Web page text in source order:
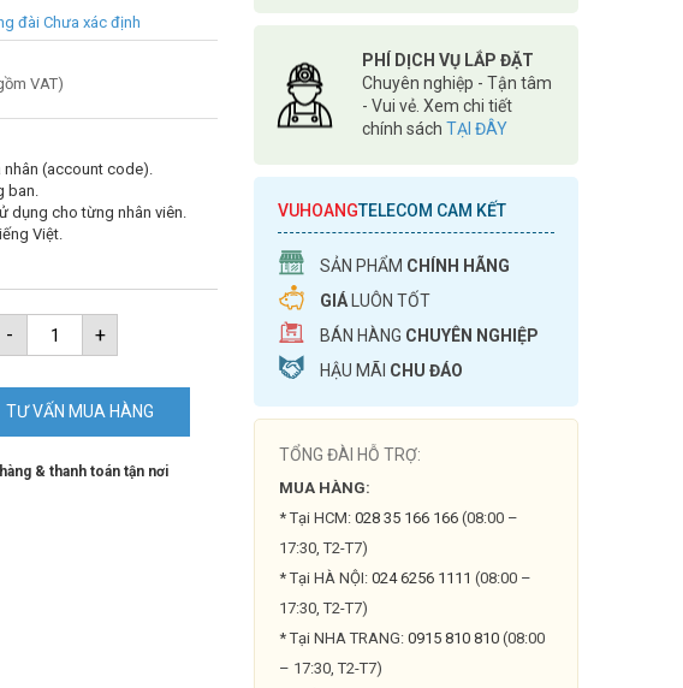
đài Chưa xác định
VAT)
nhân (account code).
ban.
dụng cho từng nhân viên.
Việt.
-
Phần
mềm
tính
tổng
đài
KX-
TES/LG
+
TƯ VẤN MUA HÀNG
& thanh toán tận nơi
PHÍ DỊCH VỤ LẮP ĐẶT
Chuyên nghiệp - Tận tâm
- Vui vẻ. Xem chi tiết
chính sách TẠI ĐÂY
VUHOANGTELECOM CAM KẾT
SẢN PHẨM CHÍNH HÃNG
GIÁ LUÔN TỐT
BÁN HÀNG CHUYÊN NGHIỆP
HẬU MÃI CHU ĐÁO
TỔNG ĐÀI HỖ TRỢ:
MUA HÀNG:
* Tại HCM: 028 35 166 166 (08:00 –
17:30, T2-T7)
* Tại HÀ NỘI: 024 6256 1111 (08:00 –
17:30, T2-T7)
* Tại NHA TRANG: 0915 810 810 (08:00
– 17:30, T2-T7)